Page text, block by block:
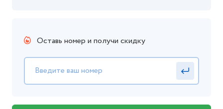
Оставь номер и получи скидку